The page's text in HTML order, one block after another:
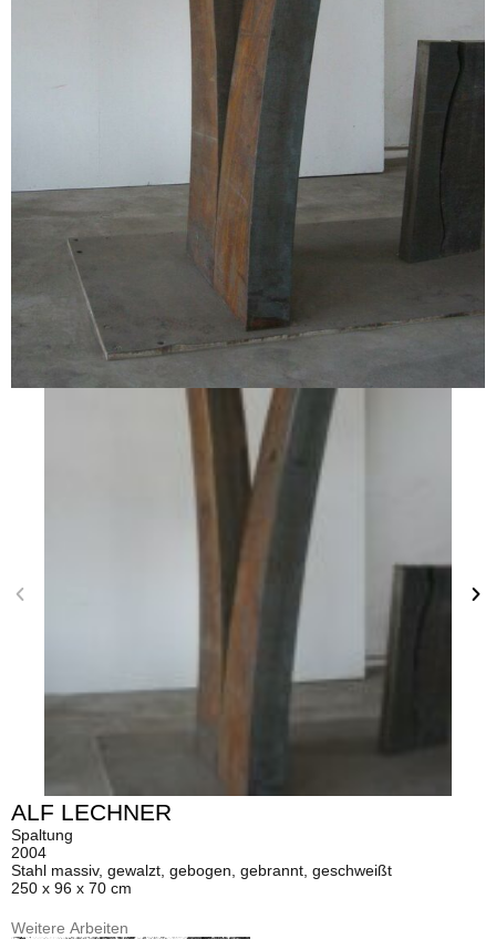
ALF LECHNER
Spaltung
2004
Stahl massiv, gewalzt, gebogen, gebrannt, geschweißt
250 x 96 x 70 cm
Weitere Arbeiten